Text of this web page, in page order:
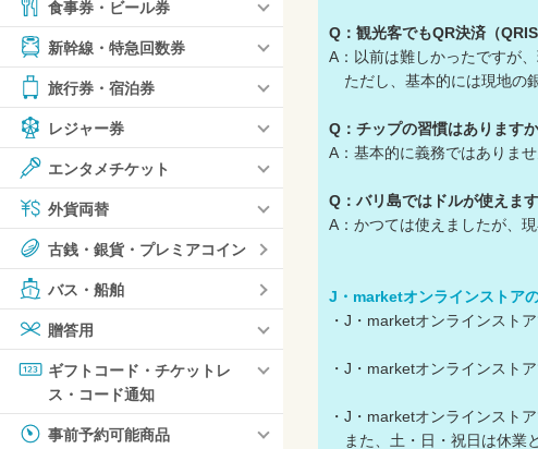
食事券・ビール券
新幹線・特急回数券
旅行券・宿泊券
レジャー券
エンタメチケット
外貨両替
古銭・銀貨・プレミアコイン
バス・船舶
贈答用
ギフトコード・チケットレ
ス・コード通知
事前予約可能商品
Q：観光客でもQR決済（
A：以前は難しかったですが
ただし、基本的には現地の
Q：チップの習慣はあります
A：基本的に義務ではありま
Q：バリ島ではドルが使えま
A：かつては使えましたが、
J・marketオンラインストア
・J・marketオンラインスト
・J・marketオンラインスト
・J・marketオンラインスト
また、土・日・祝日は休業